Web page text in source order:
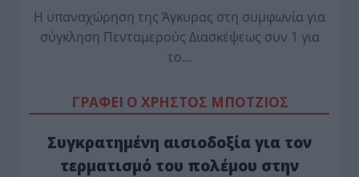
Η υπαναχώρηση της Άγκυρας στη συμφωνία για
σύγκληση Πενταμερούς Διασκέψεως συν 1 για
το…
ΓΡΑΦΕΙ Ο ΧΡΗΣΤΟΣ ΜΠΟΤΖΙΟΣ
Συγκρατημένη αισιοδοξία για τον
τερματισμό του πολέμου στην